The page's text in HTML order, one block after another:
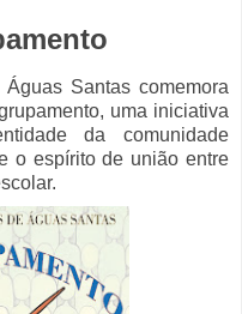
Santas comemora
uma iniciativa
da comunidade
o espírito de união entre